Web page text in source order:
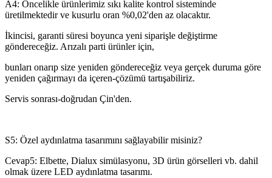
A4: Öncelikle ürünlerimiz sıkı kalite kontrol sisteminde
üretilmektedir ve kusurlu oran %0,02'den az olacaktır.
İkincisi, garanti süresi boyunca yeni siparişle değiştirme
göndereceğiz. Arızalı parti ürünler için,
bunları onarıp size yeniden göndereceğiz veya gerçek duruma göre
yeniden çağırmayı da içeren-çözümü tartışabiliriz.
Servis sonrası-doğrudan Çin'den.
S5: Özel aydınlatma tasarımını sağlayabilir misiniz?
Cevap5: Elbette, Dialux simülasyonu, 3D ürün görselleri vb. dahil
olmak üzere LED aydınlatma tasarımı.